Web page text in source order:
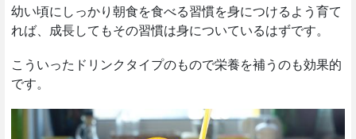
幼い頃にしっかり朝食を食べる習慣を身につけるよう育て
れば、成長してもその習慣は身についているはずです。
こういったドリンクタイプのもので栄養を補うのも効果的
です。